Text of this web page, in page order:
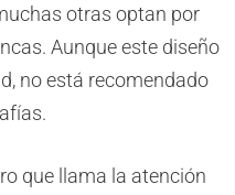
otras optan por
Aunque este diseño
no está recomendado
que llama la atención